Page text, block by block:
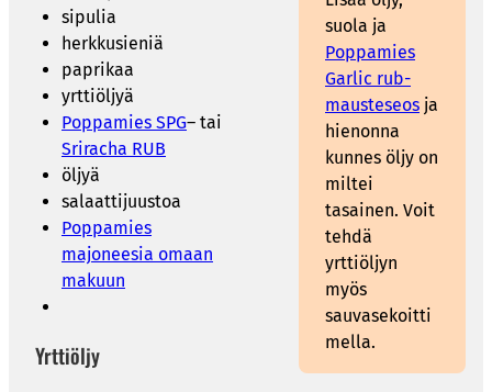
sipulia
herkkusieniä
paprikaa
yrttiöljyä
Poppamies SPG– tai
Sriracha RUB
öljyä
salaattijuustoa
Poppamies
majoneesia omaan
makuun
Yrttiöljy
suola ja
Poppamies
Garlic rub-
mausteseos ja
hienonna
kunnes öljy on
miltei
tasainen. Voit
tehdä
yrttiöljyn
myös
sauvasekoitti
mella.